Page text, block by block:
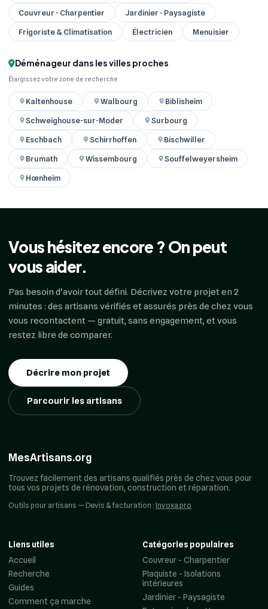
Couvreur - Charpentier
Jardinier - Paysagiste
Frigoriste & Climatisation
Électricien Menuisier
Déménageur dans les villes proches
Élargissez votre zone de recherche
Kaltenhouse Walbourg
Biblisheim
Schweighouse-sur-Moder
Surbourg
Eschbach
Schirrhoffen
Bischwiller
Brumath
Wissembourg
Souffelweyersheim
Hœnheim
Vous hésitez encore ? On peut
vous aider.
Pas besoin d'avoir tout défini. Décrivez votre projet en 2
minutes : des artisans vérifiés et assurés près de chez vous
vous recontactent — gratuit, sans engagement, et vous
restez libre de comparer.
Décrire mon projet
Parcourir les artisans
MesArtisans.org
Trouvez facilement des artisans qualifiés près de chez vous pour
tous vos projets de rénovation, construction et réparation.
Outils pour artisans — Devis & facturation : Invoxa.pro
Liens utiles
Accueil
Recherche
Guides
Comment ça marche
Catégories populaires
Couvreur - Charpentier
Plaquiste - Isolations
intérieures
Jardinier - Paysagiste